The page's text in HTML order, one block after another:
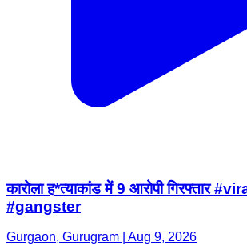
कारोला ह*त्याकांड में 9 आरोपी गिरफ्तार
#gangster
Gurgaon, Gurugram | Aug 9, 2026